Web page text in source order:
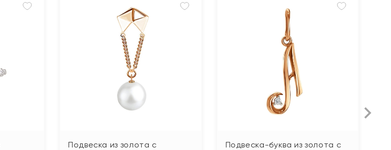
Подвеска из золота с
Подвеска-буква из золота с